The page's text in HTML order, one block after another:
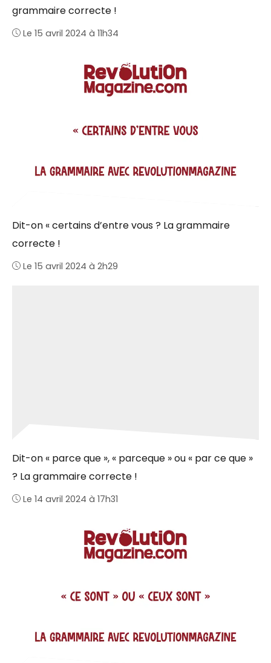
grammaire correcte !
Le 15 avril 2024 à 11h34
Dit-on « certains d’entre vous ? La grammaire
correcte !
Le 15 avril 2024 à 2h29
Dit-on « parce que », « parceque » ou « par ce que »
? La grammaire correcte !
Le 14 avril 2024 à 17h31